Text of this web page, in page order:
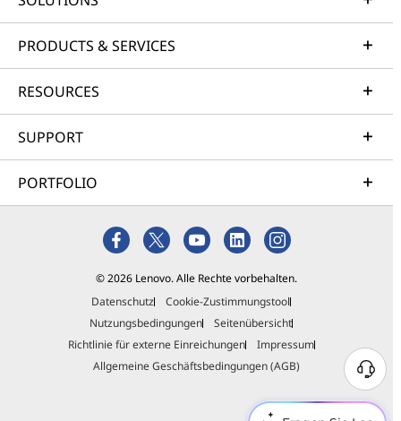
PRODUCTS & SERVICES
RESOURCES
SUPPORT
PORTFOLIO
© 2026 Lenovo. Alle Rechte vorbehalten.
Datenschutz
Cookie-Zustimmungstool
Nutzungsbedingungen
Seitenübersicht
Richtlinie für externe Einreichungen
Impressum
Allgemeine Geschäftsbedingungen (AGB)